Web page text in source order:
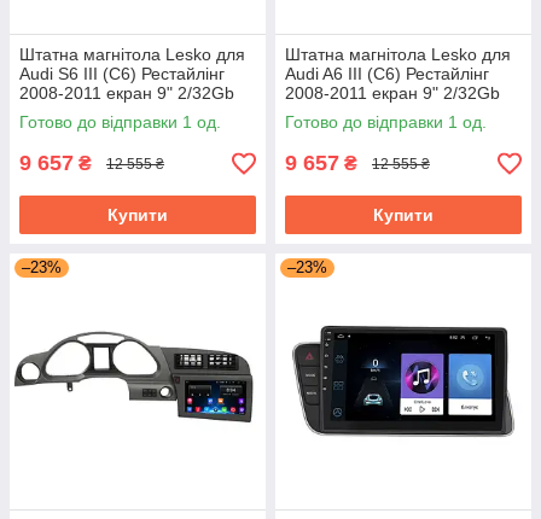
Штатна магнітола Lesko для
Audi S6 III (C6) Рестайлінг
2008-2011 екран 9" 2/32Gb
Wi-Fi GPS Base
Готово до відправки 1 од.
9 657 ₴ 12 555 ₴
Купити
Штатна магнітола Lesko для
Audi A6 III (C6) Рестайлінг
2008-2011 екран 9" 2/32Gb
Wi-Fi GPS Base Аудіо
Готово до відправки 1 од.
9 657 ₴ 12 555 ₴
Купити
–23% –23%